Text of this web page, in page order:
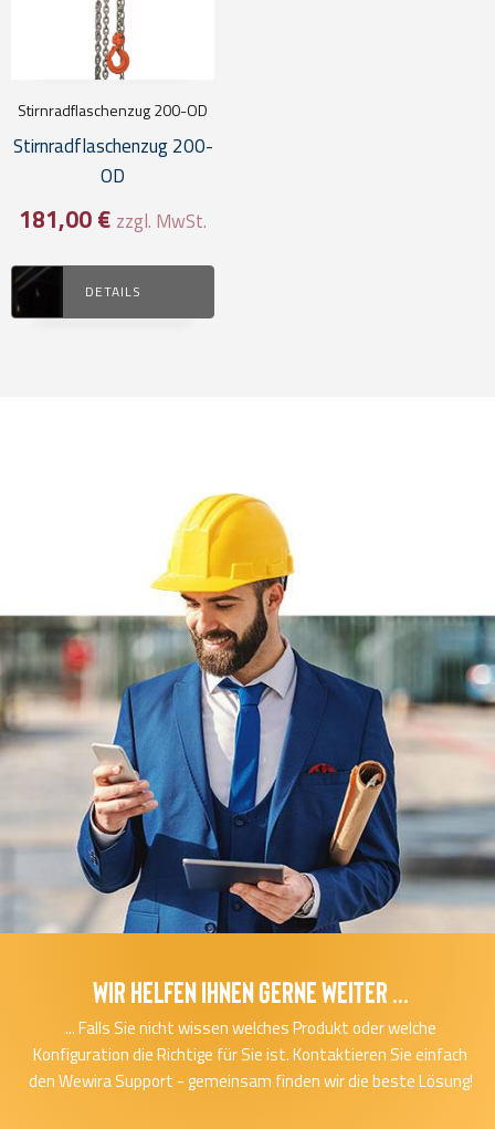
Stirnradflaschenzug 200-OD
Stirnradflaschenzug 200-
OD
181,00€ zzgl. MwSt.
DETAILS
Wir helfen Ihnen gerne Weiter ...
... Falls Sie nicht wissen welches Produkt oder welche
Konfiguration die Richtige für Sie ist. Kontaktieren Sie einfach
den Wewira Support - gemeinsam finden wir die beste Lösung!